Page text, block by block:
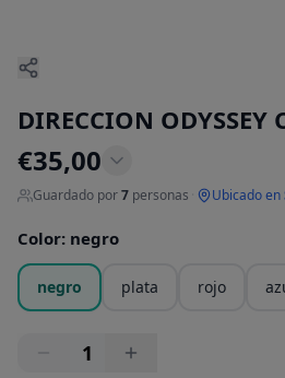
DIRECCION ODYSSEY
€35,00
Guardado por7 personas Ubicado en
Color: negro
negro plata rojo
1